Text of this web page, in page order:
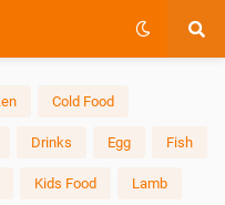
Cold Food
Drinks Egg Fish
Kids Food Lamb